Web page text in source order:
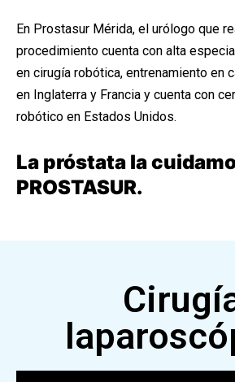
En Prostasur Mérida, el urólogo que
procedimiento cuenta con alta
en cirugía robótica, entrenamiento en
en Inglaterra y Francia y cuenta con
robótico en Estados Unidos.
La próstata la
PROSTASUR.